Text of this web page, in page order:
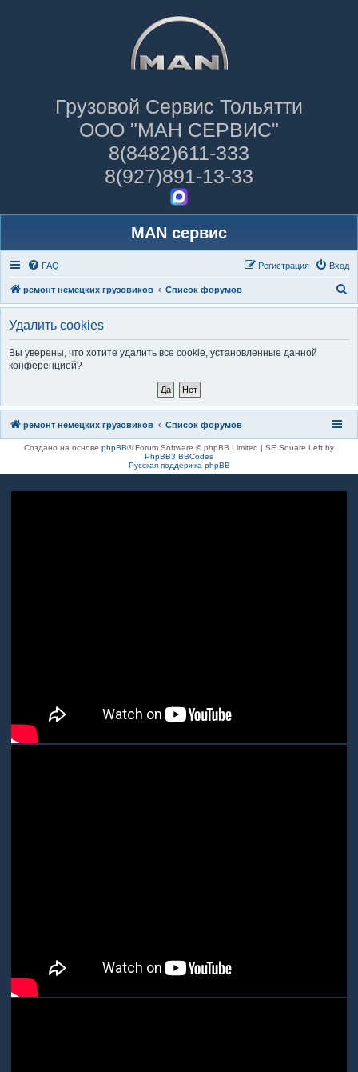
Грузовой Сервис Тольятти
ООО "МАН СЕРВИС"
8(8482)611-333
8(927)891-13-33
MAN сервис
FAQ Вход
Регистрация
ремонт немецких грузовиков Список форумов
о
Удалить cookies
Вы уверены, что хотите удалить все cookie, установленные данной
конференцией?
ремонт немецких грузовиков Список форумов
Создано на основе phpBB® Forum Software © phpBB Limited | SE Square Left by
PhpBB3 BBCodes
Русская поддержка phpBB